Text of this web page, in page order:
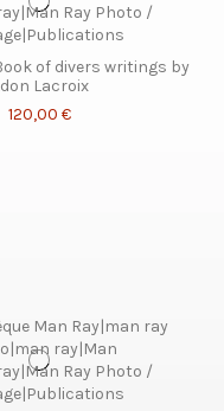
of divers writings by
Lacroix
120,00 €